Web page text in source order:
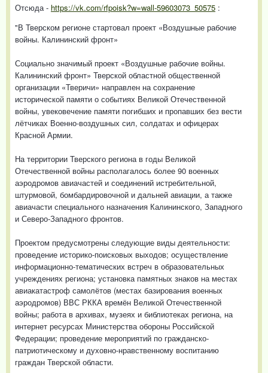
Отсюда - https://vk.com/rfpoisk?w=wall-59603073_50575 :
"В Тверском регионе стартовал проект «Воздушные рабочие
войны. Калининский фронт»
Социально значимый проект «Воздушные рабочие войны.
Калининский фронт» Тверской областной общественной
организации «Тверичи» направлен на сохранение
исторической памяти о событиях Великой Отечественной
войны, увековечение памяти погибших и пропавших без вести
лётчиках Военно-воздушных сил, солдатах и офицерах
Красной Армии.
На территории Тверского региона в годы Великой
Отечественной войны располагалось более 90 военных
аэродромов авиачастей и соединений истребительной,
штурмовой, бомбардировочной и дальней авиации, а также
авиачасти специального назначения Калининского, Западного
и Северо-Западного фронтов.
Проектом предусмотрены следующие виды деятельности:
проведение историко-поисковых выходов; осуществление
информационно-тематических встреч в образовательных
учреждениях региона; установка памятных знаков на местах
авиакатастроф самолётов (местах базирования военных
аэродромов) ВВС РККА времён Великой Отечественной
войны; работа в архивах, музеях и библиотеках региона, на
интернет ресурсах Министерства обороны Российской
Федерации; проведение мероприятий по гражданско-
патриотическому и духовно-нравственному воспитанию
граждан Тверской области.